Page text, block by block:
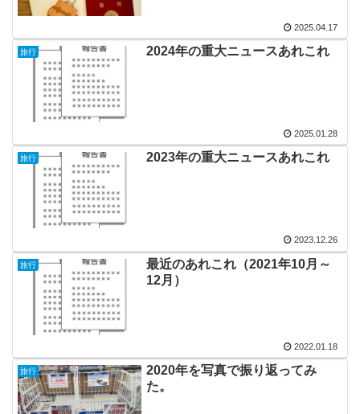
2025.04.17
旅行 2024年の重大ニュースあれこれ
2025.01.28
旅行 2023年の重大ニュースあれこれ
2023.12.26
旅行
最近のあれこれ（2021年10月～
12月）
2022.01.18
旅行
2020年を写真で振り返ってみ
た。